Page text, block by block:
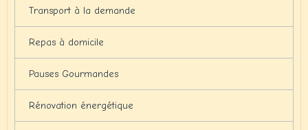
Transport à la demande
Repas à domicile
Pauses Gourmandes
Rénovation énergétique